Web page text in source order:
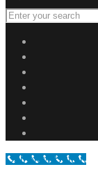
Call Now Button